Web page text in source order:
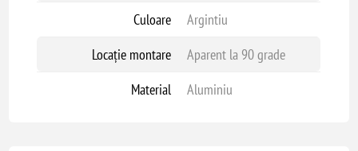
Culoare
Argintiu
Locație montare
Aparent la 90 grade
Material
Aluminiu